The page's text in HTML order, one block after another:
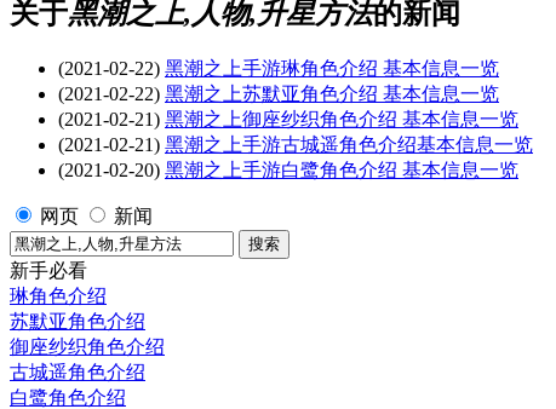
关于黑潮之上,人物,升星方法的新闻
(2021-02-22) 黑潮之上手游琳角色介绍 基本信息一览
(2021-02-22) 黑潮之上苏默亚角色介绍 基本信息一览
(2021-02-21) 黑潮之上御座纱织角色介绍 基本信息一览
(2021-02-21) 黑潮之上手游古城遥角色介绍基本信息一览
(2021-02-20) 黑潮之上手游白鹭角色介绍 基本信息一览
网页 新闻
新手必看
琳角色介绍
苏默亚角色介绍
御座纱织角色介绍
古城遥角色介绍
白鹭角色介绍